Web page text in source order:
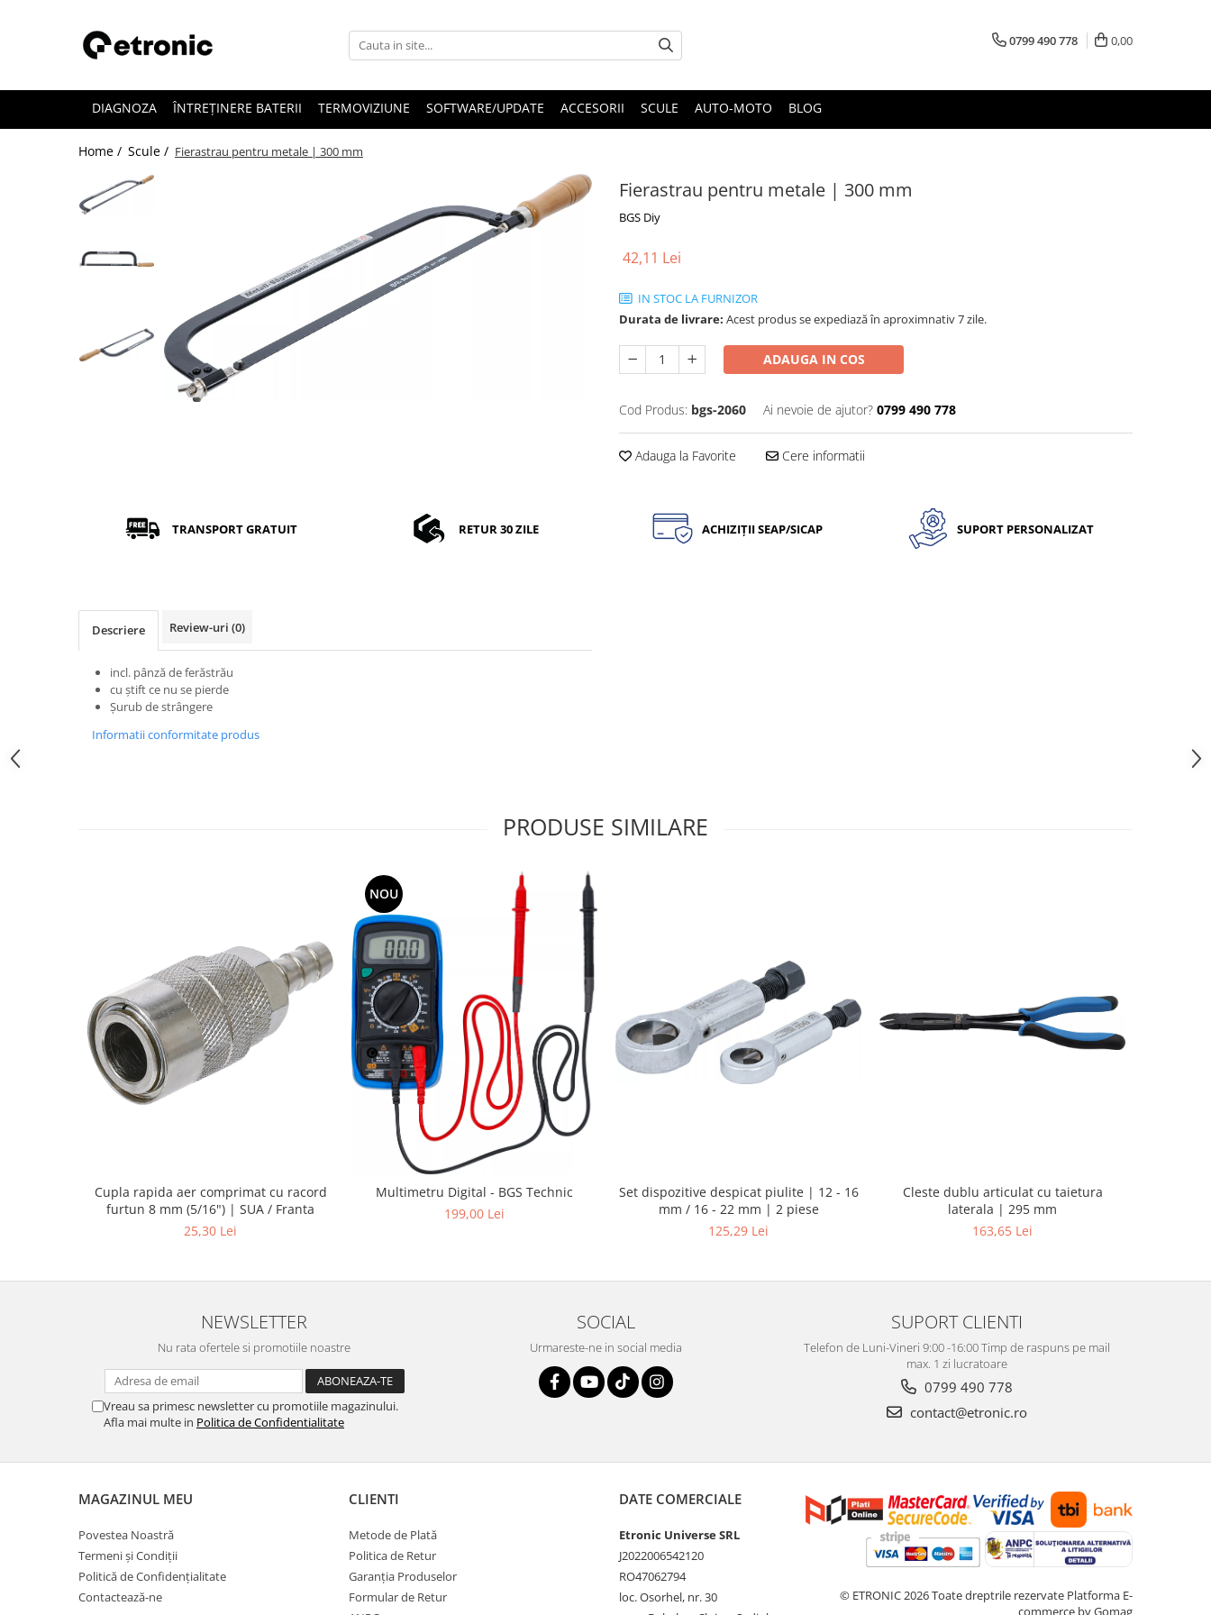
0799 490 778 0,00
DIAGNOZA ÎNTREȚINERE BATERII TERMOVIZIUNE SOFTWARE/UPDATE ACCESORII SCULE AUTO-MOTO BLOG
Home / Scule / Fierastrau pentru metale | 300 mm
Fierastrau pentru metale | 300 mm
BGS Diy
42,11 Lei
IN STOC LA FURNIZOR
Durata de livrare: Acest produs se expediază în aproximnativ 7 zile.
ADAUGA IN COS
Cod Produs: bgs-2060 Ai nevoie de ajutor? 0799 490 778
Adauga la Favorite Cere informatii
TRANSPORT GRATUIT RETUR 30 ZILE ACHIZIȚII SEAP/SICAP SUPORT PERSONALIZAT
Descriere Review-uri (0)
incl. pânză de ferăstrău
cu ştift ce nu se pierde
Şurub de strângere
Informatii conformitate produs
PRODUSE SIMILARE
Cupla rapida aer comprimat cu racord
furtun 8 mm (5/16") | SUA / Franta
25,30 Lei
NOU
Multimetru Digital - BGS Technic
199,00 Lei
Set dispozitive despicat piulite | 12 - 16
mm / 16 - 22 mm | 2 piese
125,29 Lei
Cleste dublu articulat cu taietura
laterala | 295 mm
163,65 Lei
NEWSLETTER
Nu rata ofertele si promotiile noastre
Vreau sa primesc newsletter cu promotiile magazinului.
Afla mai multe in Politica de Confidentialitate
SOCIAL
Urmareste-ne in social media
SUPORT CLIENTI
Telefon de Luni-Vineri 9:00 -16:00 Timp de raspuns pe mail
max. 1 zi lucratoare
0799 490 778
contact@etronic.ro
MAGAZINUL MEU
Povestea Noastră
Termeni și Condiții
Politică de Confidențialitate
Contactează-ne
CLIENTI
Metode de Plată
Politica de Retur
Garanția Produselor
Formular de Retur
DATE COMERCIALE
Etronic Universe SRL
J2022006542120
RO47062794
loc. Osorhel, nr. 30
© ETRONIC 2026 Toate dreptrile rezervate Platforma E-
commerce by Gomag